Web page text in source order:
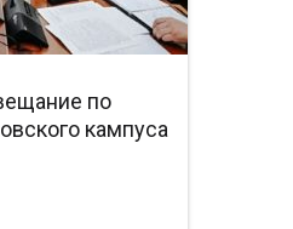
по
кампуса